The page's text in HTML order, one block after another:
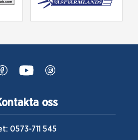
oss
0573-711 545